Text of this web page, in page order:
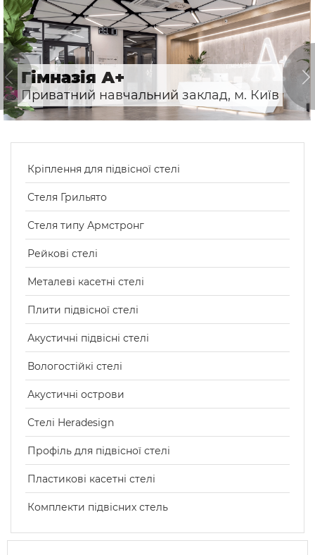
Гімназія А+
Приватний навчальний заклад, м. Київ
Кріплення для підвісної стелі
Стеля Грильято
Стеля типу Армстронг
Рейкові стелі
Металеві касетні стелі
Плити підвісної стелі
Акустичні підвісні стелі
Вологостійкі стелі
Акустичні острови
Стелі Heradesign
Профіль для підвісної стелі
Пластикові касетні стелі
Комплекти підвісних стель